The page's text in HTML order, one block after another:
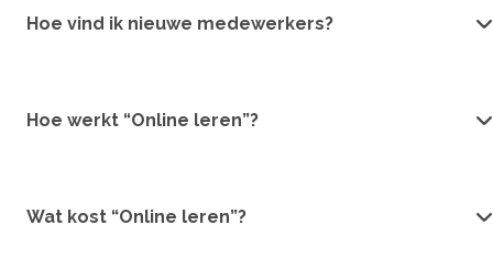
Hoe vind ik nieuwe medewerkers?
Hoe werkt “Online leren”?
Wat kost “Online leren”?